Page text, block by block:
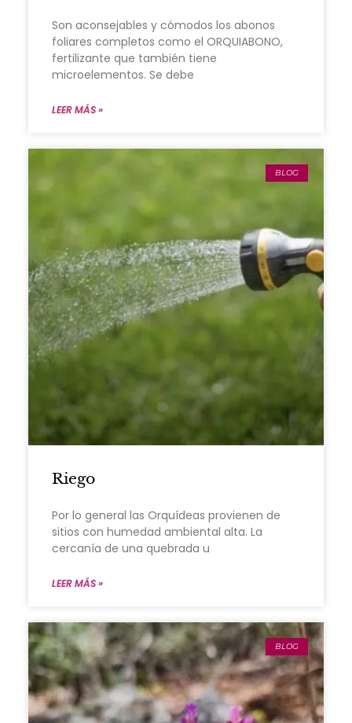
Son aconsejables y cómodos los abonos
foliares completos como el ORQUIABONO,
fertilizante que también tiene
microelementos. Se debe
LEER MÁS »
BLOG
Riego
Por lo general las Orquídeas provienen de
sitios con humedad ambiental alta. La
cercanía de una quebrada u
LEER MÁS »
BLOG